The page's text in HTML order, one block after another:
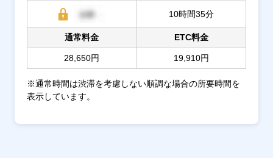
10時間35分
通常料金
28,650円
ETC料金
19,910円
※通常時間は渋滞を考慮しない順調な場合の所要時間を
表示しています。